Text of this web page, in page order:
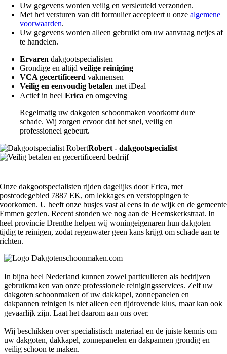
Uw gegevens worden veilig en versleuteld verzonden.
Met het versturen van dit formulier accepteert u onzealgemene
voorwaarden.
Uw gegevens worden alleen gebruikt om uw aanvraag netjes af
te handelen.
Ervaren dakgootspecialisten
Grondige en altijdveilige reiniging
VCA gecertificeerdvakmensen
Veilig en eenvoudig betalen met iDeal
Actief in heelErica en omgeving
Regelmatig uw dakgoten schoonmaken voorkomt dure
schade. Wij zorgen ervoor dat het snel, veilig en
professioneel gebeurt.
Robert - dakgootspecialist
Onze dakgootspecialisten rijden dagelijks door Erica, met
postcodegebied 7887 EK, om lekkages en verstoppingen te
voorkomen. U heeft onze busjes vast al eens in de wijk en de gemeente
Emmen gezien. Recent stonden we nog aan de Heemskerkstraat. In
heel provincie Drenthe helpen wij woningeigenaren hun dakgoten
tijdig te reinigen, zodat regenwater geen kans krijgt om schade aan te
richten.
In bijna heel Nederland kunnen zowel particulieren als bedrijven
gebruikmaken van onze professionele reinigingsservices. Zelf uw
dakgoten schoonmaken of uw dakkapel, zonnepanelen en
dakpannen reinigen is niet alleen een tijdrovende klus, maar kan ook
gevaarlijk zijn. Laat het daarom aan ons over.
Wij beschikken over specialistisch materiaal en de juiste kennis om
uw dakgoten, dakkapel, zonnepanelen en dakpannen grondig en
veilig schoon te maken.